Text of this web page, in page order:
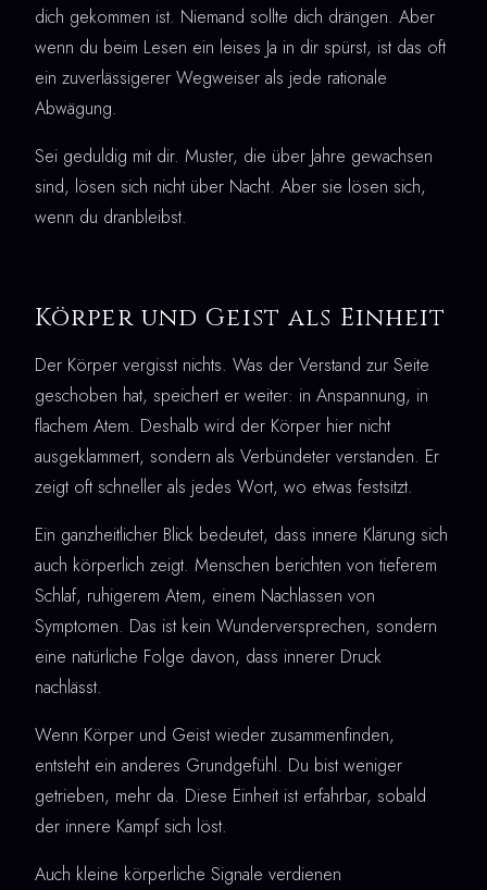
dich gekommen ist. Niemand sollte dich drängen. Aber
wenn du beim Lesen ein leises Ja in dir spürst, ist das oft
ein zuverlässigerer Wegweiser als jede rationale
Abwägung.
Sei geduldig mit dir. Muster, die über Jahre gewachsen
sind, lösen sich nicht über Nacht. Aber sie lösen sich,
wenn du dranbleibst.
Körper und Geist als Einheit
Der Körper vergisst nichts. Was der Verstand zur Seite
geschoben hat, speichert er weiter: in Anspannung, in
flachem Atem. Deshalb wird der Körper hier nicht
ausgeklammert, sondern als Verbündeter verstanden. Er
zeigt oft schneller als jedes Wort, wo etwas festsitzt.
Ein ganzheitlicher Blick bedeutet, dass innere Klärung sich
auch körperlich zeigt. Menschen berichten von tieferem
Schlaf, ruhigerem Atem, einem Nachlassen von
Symptomen. Das ist kein Wunderversprechen, sondern
eine natürliche Folge davon, dass innerer Druck
nachlässt.
Wenn Körper und Geist wieder zusammenfinden,
entsteht ein anderes Grundgefühl. Du bist weniger
getrieben, mehr da. Diese Einheit ist erfahrbar, sobald
der innere Kampf sich löst.
Auch kleine körperliche Signale verdienen